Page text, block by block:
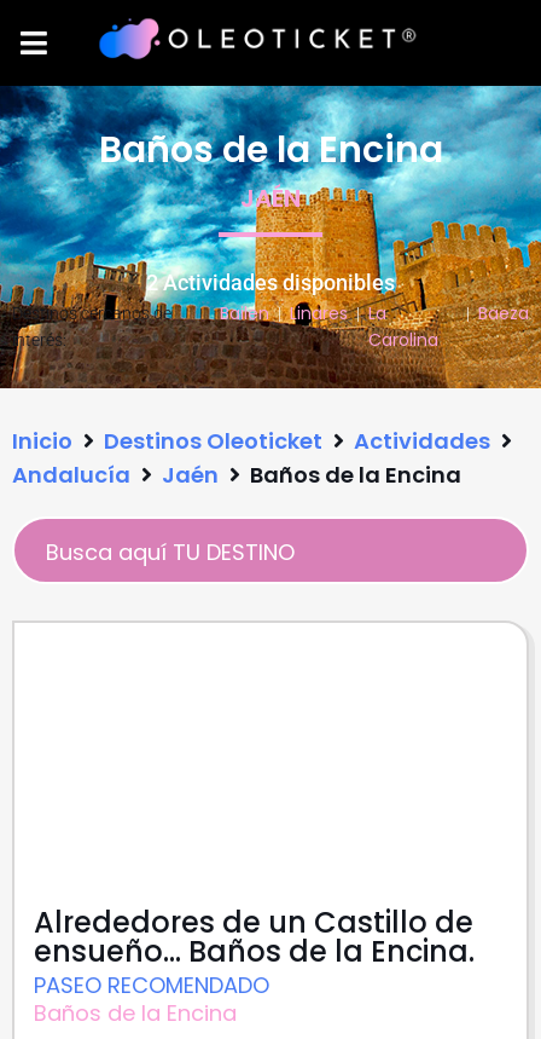
Baños de la Encina
JAÉN
2 Actividades disponibles
Destinos cercanos de
interés:
Bailen | Linares | La
Carolina
| Baeza
Inicio Destinos Oleoticket
Actividades
Andalucía
Jaén Baños de la Encina
Alrededores de un Castillo de
ensueño... Baños de la Encina.
PASEO RECOMENDADO
Baños de la Encina